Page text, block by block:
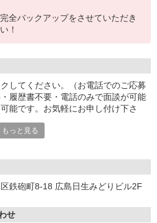
全バックアップをさせていただき
！
してください。（お電話でのご応募
履歴書不要・電話のみで面談が可能
能です。お気軽にお申し付け下さ
もっと見る
鉄砲町8-18 広島日生みどりビル2F
せ